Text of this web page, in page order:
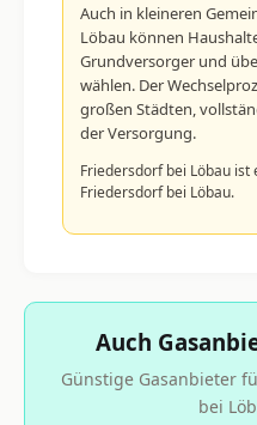
Auch in kleineren
Löbau können
Grundversorger und
wählen. Der
großen Städten,
der Versorgung.
Friedersdorf bei Löbau ist
Friedersdorf bei Löbau.
Auch
Günstige Gasanbieter
bei